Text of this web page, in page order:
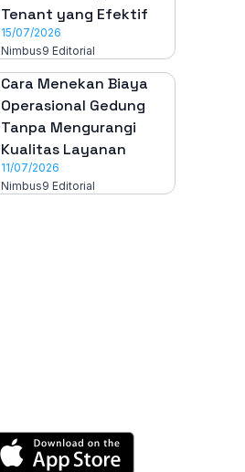
Tenant yang Efektif
15/07/2026
Nimbus9 Editorial
Cara Menekan Biaya
Operasional Gedung
Tanpa Mengurangi
Kualitas Layanan
11/07/2026
Nimbus9 Editorial